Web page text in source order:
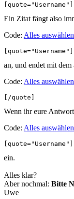
Ein Zitat fängt also
Code: Alles auswählen
[quote="Username"]
an, und endet mit dem
Code: Alles auswählen
[/quote]
Wenn ihr eure
Code: Alles auswählen
ein.
Alles klar?
Aber nochmal: Bitte
Uwe